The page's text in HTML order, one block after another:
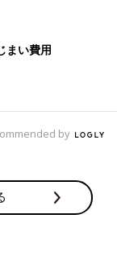
まい費用
by